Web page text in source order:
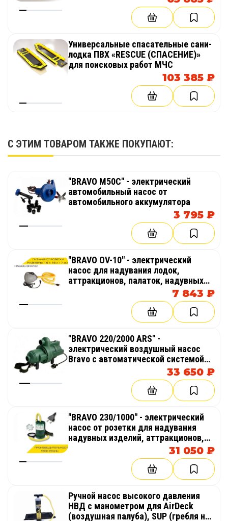
Универсальные спасательные сани-
лодка ПВХ «RESCUE (СПАСЕНИЕ)»
для поисковых работ МЧС
103 385 ₽
С ЭТИМ ТОВАРОМ ТАКЖЕ ПОКУПАЮТ:
"BRAVO M50C" - электрический
автомобильный насос от
автомобильного аккумулятора
3 795 ₽
"BRAVO OV-10" - электрический
насос для надувания лодок,
аттракционов, палаток, надувных
7 843 ₽
"BRAVO 220/2000 ARS" -
электрический воздушный насос
Bravo с автоматической системой
поддержания давления в надувном
изделие, пневмокаркасной палатке
33 650 ₽
"BRAVO 230/1000" - электрический
насос от розетки для надувания
надувных изделий, аттракционов,
31 050 ₽
Ручной насос высокого давления
НВД с манометром для AirDeck
(воздушная палуба), SUP (гребля на